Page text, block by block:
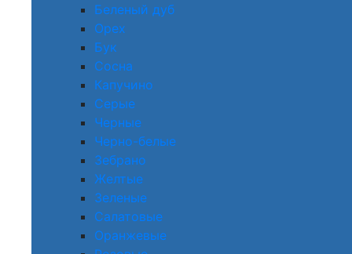
Беленый дуб
Орех
Бук
Сосна
Капучино
Серые
Черные
Черно-белые
Зебрано
Желтые
Зеленые
Салатовые
Оранжевые